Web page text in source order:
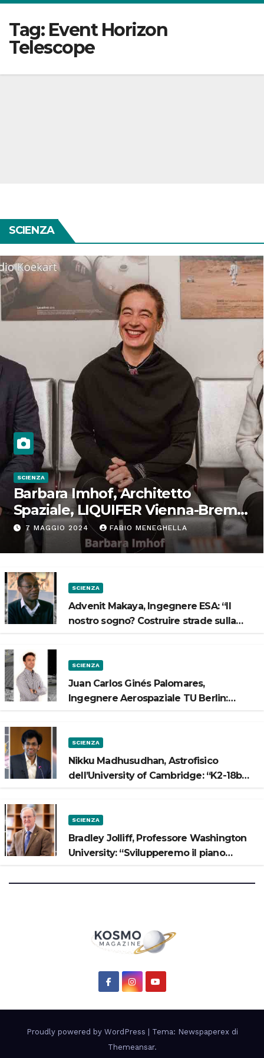
Tag: Event Horizon
Telescope
SCIENZA
SCIENZA
Barbara Imhof, Architetto
Spaziale, LIQUIFER Vienna-Brema:
“Progettiamo habitat per lo
Spazio”
7 MAGGIO 2024 FABIO MENEGHELLA
SCIENZA
Advenit Makaya, Ingegnere ESA: “Il
nostro sogno? Costruire strade sulla
SCIENZA
Juan Carlos Ginés Palomares,
Ingegnere Aerospaziale TU Berlin:
SCIENZA
Nikku Madhusudhan, Astrofisico
dell’University of Cambridge: “K2-18b
SCIENZA
Bradley Jolliff, Professore Washington
University: “Svilupperemo il piano
Proudly powered by WordPress | Tema: Newspaperex di
Themeansar.